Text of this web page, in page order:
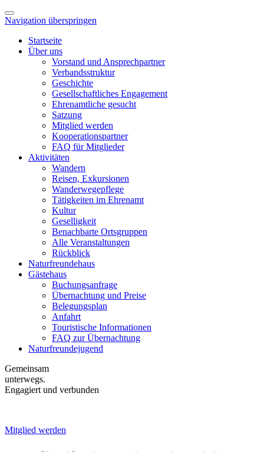
Navigation überspringen
Startseite
Über uns
Vorstand und Ansprechpartner
Verbandsstruktur
Geschichte
Gesellschaftliches Engagement
Ehrenamtliche gesucht
Satzung
Mitglied werden
Kooperationspartner
FAQ für Mitglieder
Aktivitäten
Wandern
Reisen, Exkursionen
Wanderwegepflege
Tätigkeiten im Ehrenamt
Kultur
Geselligkeit
Benachbarte Ortsgruppen
Alle Veranstaltungen
Rückblick
Naturfreundehaus
Gästehaus
Buchungsanfrage
Übernachtung und Preise
Belegungsplan
Anfahrt
Touristische Informationen
FAQ zur Übernachtung
Naturfreundejugend
Gemeinsam
unterwegs.
Engagiert und verbunden
Mitglied werden